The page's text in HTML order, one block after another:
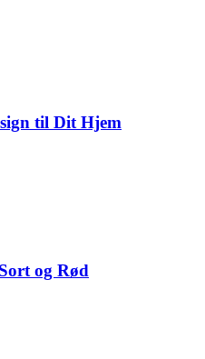
til Dit Hjem
og Rød